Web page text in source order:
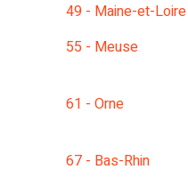
49 - Maine-et-Loire
55 - Meuse
61 - Orne
67 - Bas-Rhin